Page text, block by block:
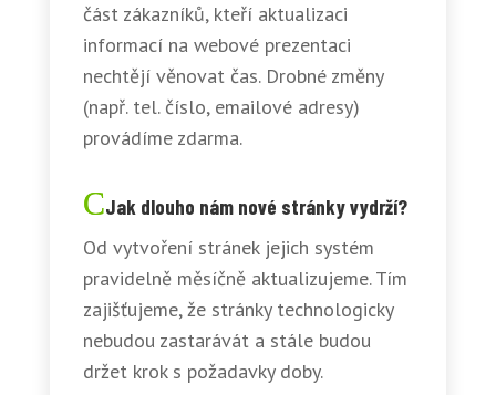
část zákazníků, kteří aktualizaci
informací na webové prezentaci
nechtějí věnovat čas. Drobné změny
(např. tel. číslo, emailové adresy)
provádíme zdarma.
Jak dlouho nám nové stránky vydrží?
Od vytvoření stránek jejich systém
pravidelně měsíčně aktualizujeme. Tím
zajišťujeme, že stránky technologicky
nebudou zastarávát a stále budou
držet krok s požadavky doby.